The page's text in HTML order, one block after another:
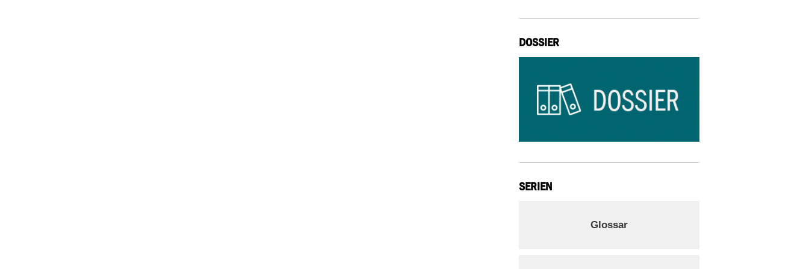
DOSSIER
SERIEN
Glossar